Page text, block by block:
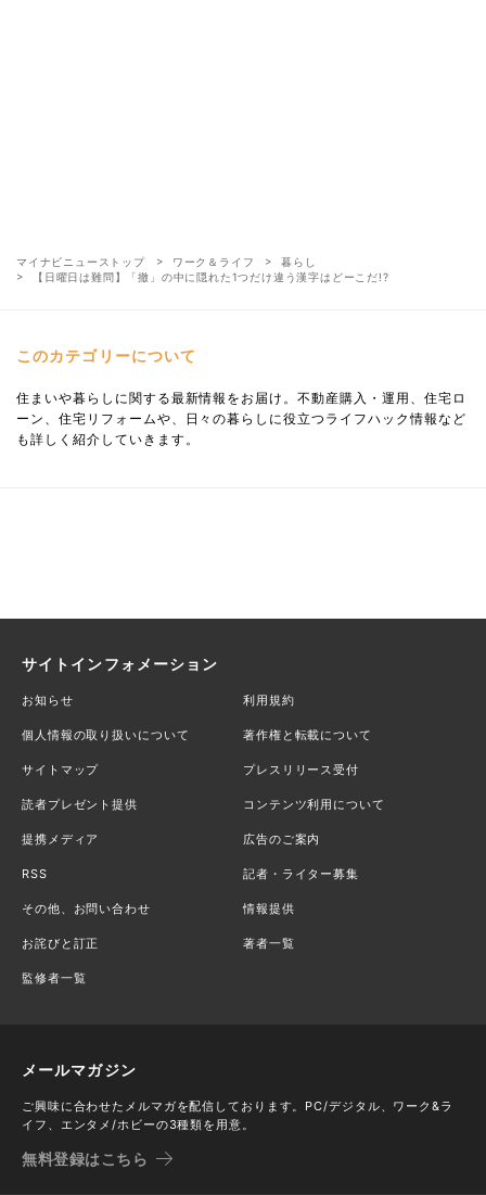
マイナビニューストップ ワーク＆ライフ
暮らし
【日曜日は難問】「撤」の中に隠れた1つだけ違う漢字はどーこだ!?
このカテゴリーについて
住まいや暮らしに関する最新情報をお届け。不動産購入・運用、住宅ロ
ーン、住宅リフォームや、日々の暮らしに役立つライフハック情報など
も詳しく紹介していきます。
サイトインフォメーション
お知らせ 利用規約
個人情報の取り扱いについて 著作権と転載について
サイトマップ プレスリリース受付
読者プレゼント提供 コンテンツ利用について
提携メディア 広告のご案内
RSS 記者・ライター募集
その他、お問い合わせ 情報提供
お詫びと訂正 著者一覧
監修者一覧
メールマガジン
ご興味に合わせたメルマガを配信しております。PC/デジタル、ワーク&ラ
イフ、エンタメ/ホビーの3種類を用意。
無料登録はこちら